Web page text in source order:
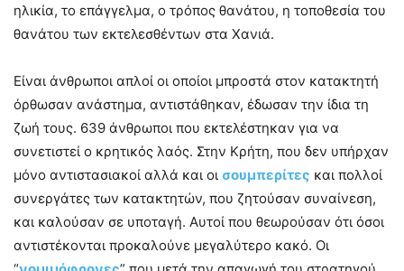
ηλικία, το επάγγελμα, ο τρόπος θανάτου, η τοποθεσία του
θανάτου των εκτελεσθέντων στα Χανιά.
Είναι άνθρωποι απλοί οι οποίοι μπροστά στον κατακτητή
όρθωσαν ανάστημα, αντιστάθηκαν, έδωσαν την ίδια τη
ζωή τους. 639 άνθρωποι που εκτελέστηκαν για να
συνετιστεί ο κρητικός λαός. Στην Κρήτη, που δεν υπήρχαν
μόνο αντιστασιακοί αλλά και οι σουμπερίτες και πολλοί
συνεργάτες των κατακτητών, που ζητούσαν συναίνεση,
και καλούσαν σε υποταγή. Αυτοί που θεωρούσαν ότι όσοι
αντιστέκονται προκαλούνε μεγαλύτερο κακό. Οι